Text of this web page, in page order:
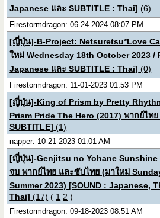
Japanese และ SUBTITLE : Thai] (6)
Firestormdragon: 06-24-2024 08:07 PM
[ญี่ปุ่น]-B-Project: Netsuretsu*Love
ใหม่ Wednesday 18th October 2023 /
Japanese และ SUBTITLE : Thai] (0)
Firestormdragon: 11-01-2023 01:53 PM
[ญี่ปุ่น]-King of Prism by Pretty
Prism Pride The Hero (2017) พากย์ไท
SUBTITLE] (1)
napper: 10-21-2023 01:01 AM
[ญี่ปุ่น]-Genjitsu no Yohane
จบ พากย์ไทย และซับไทย (มาใหม่
Summer 2023) [SOUND : Japanese,
Thai] (17) ( 1 2 )
Firestormdragon: 09-18-2023 08:51 AM